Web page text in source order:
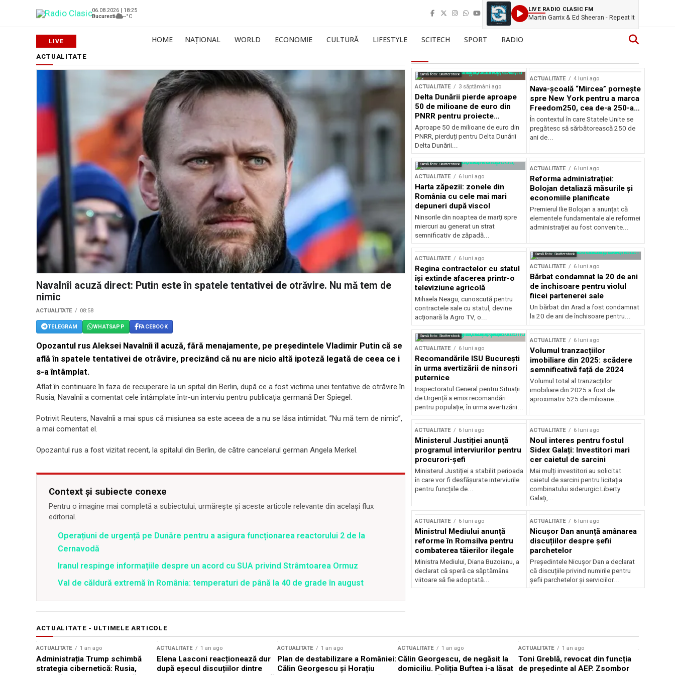
06.08.2026 | 18:25
Bucuresti
--°C
LIVE RADIO CLASIC FM
Martin Garrix & Ed Sheeran - Repeat It
HOME NAȚIONAL WORLD ECONOMIE CULTURĂ LIFESTYLE SCITECH SPORT RADIO
ACTUALITATE
Navalnîi acuză direct: Putin este în spatele tentativei de otrăvire. Nu mă tem de
nimic
ACTUALITATE 08:58
TELEGRAM WHATSAPP FACEBOOK
Opozantul rus Aleksei Navalnîi îl acuză, fără menajamente, pe președintele Vladimir Putin că se
află în spatele tentativei de otrăvire, precizând că nu are nicio altă ipoteză legată de ceea ce i
s-a întâmplat.
Aflat în continuare în faza de recuperare la un spital din Berlin, după ce a fost victima unei tentative de otrăvire în
Rusia, Navalnîi a comentat cele întâmplate într-un interviu pentru publicația germană Der Spiegel.
Potrivit Reuters, Navalnîi a mai spus că misiunea sa este aceea de a nu se lăsa intimidat. ”Nu mă tem de nimic”,
a mai comentat el.
Opozantul rus a fost vizitat recent, la spitalul din Berlin, de către cancelarul german Angela Merkel.
Context și subiecte conexe
Pentru o imagine mai completă a subiectului, urmărește și aceste articole relevante din același flux
editorial.
Operațiuni de urgență pe Dunăre pentru a asigura funcționarea reactorului 2 de la
Cernavodă
Iranul respinge informațiile despre un acord cu SUA privind Strâmtoarea Ormuz
Val de căldură extremă în România: temperaturi de până la 40 de grade în august
Sursă foto: Shutterstock
ACTUALITATE 3 săptămâni ago
Delta Dunării pierde aproape
50 de milioane de euro din
PNRR pentru proiecte
esențiale
Aproape 50 de milioane de euro din
PNRR, pierduți pentru Delta Dunării
Delta Dunării...
ACTUALITATE 4 luni ago
Nava-școală “Mircea” pornește
spre New York pentru a marca
Freedom250, cea de-a 250-a
aniversare a Statelor Unite
În contextul în care Statele Unite se
pregătesc să sărbătorească 250 de
ani de...
Sursă foto: Shutterstock
ACTUALITATE 6 luni ago
Harta zăpezii: zonele din
România cu cele mai mari
depuneri după viscol
Ninsorile din noaptea de marți spre
miercuri au generat un strat
semnificativ de zăpadă...
ACTUALITATE 6 luni ago
Reforma administrației:
Bolojan detaliază măsurile și
economiile planificate
Premierul Ilie Bolojan a anunțat că
elementele fundamentale ale reformei
administrației au fost convenite...
ACTUALITATE 6 luni ago
Regina contractelor cu statul
își extinde afacerea printr-o
televiziune agricolă
Mihaela Neagu, cunoscută pentru
contractele sale cu statul, devine
acționară la Agro TV, o...
Sursă foto: Shutterstock
ACTUALITATE 6 luni ago
Bărbat condamnat la 20 de ani
de închisoare pentru violul
fiicei partenerei sale
Un bărbat din Arad a fost condamnat
la 20 de ani de închisoare pentru...
Sursă foto: Shutterstock
ACTUALITATE 6 luni ago
Recomandările ISU București
în urma avertizării de ninsori
puternice
Inspectoratul General pentru Situații
de Urgență a emis recomandări
pentru populație, în urma avertizării...
ACTUALITATE 6 luni ago
Volumul tranzacțiilor
imobiliare din 2025: scădere
semnificativă față de 2024
Volumul total al tranzacțiilor
imobiliare din 2025 a fost de
aproximativ 525 de milioane...
ACTUALITATE 6 luni ago
Ministerul Justiției anunță
programul interviurilor pentru
procurori-șefi
Ministerul Justiției a stabilit perioada
în care vor fi desfășurate interviurile
pentru funcțiile de...
ACTUALITATE 6 luni ago
Noul interes pentru fostul
Sidex Galați: Investitori mari
cer caietul de sarcini
Mai mulți investitori au solicitat
caietul de sarcini pentru licitația
combinatului siderurgic Liberty
Galați,...
ACTUALITATE 6 luni ago
Ministrul Mediului anunță
reforme în Romsilva pentru
combaterea tăierilor ilegale
Ministra Mediului, Diana Buzoianu, a
declarat că speră ca săptămâna
viitoare să fie adoptată...
ACTUALITATE 6 luni ago
Nicușor Dan anunță amânarea
discuțiilor despre șefii
parchetelor
Președintele Nicușor Dan a declarat
că discuțiile privind numirile pentru
șefii parchetelor și serviciilor...
ACTUALITATE - ULTIMELE ARTICOLE
ACTUALITATE 1 an ago
Administrația Trump schimbă
strategia cibernetică: Rusia,
ACTUALITATE 1 an ago
Elena Lasconi reacționează dur
după eșecul discuțiilor dintre
ACTUALITATE 1 an ago
Plan de destabilizare a României:
Călin Georgescu și Horațiu
ACTUALITATE 1 an ago
Călin Georgescu, de negăsit la
domiciliu. Poliția Buftea i-a lăsat
ACTUALITATE 1 an ago
Toni Greblă, revocat din funcția
de președinte al AEP. Zsombor